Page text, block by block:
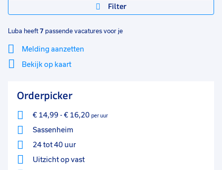
Filter
Luba heeft 7 passende vacatures voor je
Melding aanzetten
Bekijk op kaart
Sluiten
Orderpicker
€ 14,99 - € 16,20 per uur
Sassenheim
24 tot 40 uur
Uitzicht op vast